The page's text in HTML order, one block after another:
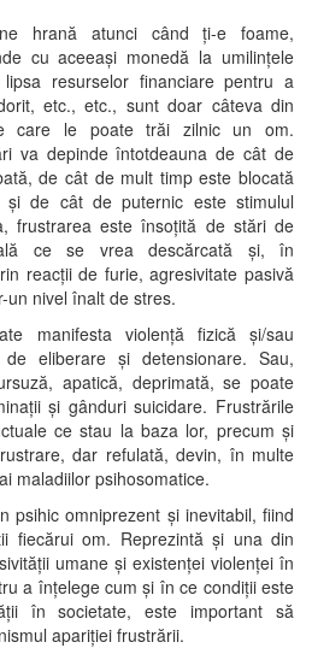
hrană atunci când ți-e foame,
cu aceeași monedă la umilințele
resurselor financiare pentru a
etc., etc., sunt doar câteva din
care le poate trăi zilnic un om.
va depinde întotdeauna de cât de
de cât de mult timp este blocată
și de cât de puternic este stimulul
frustrarea este însoțită de stări de
ce se vrea descărcată și, în
reacții de furie, agresivitate pasivă
un nivel înalt de stres.
manifesta violență fizică și/sau
eliberare și detensionare. Sau,
apatică, deprimată, se poate
și gânduri suicidare. Frustrările
ce stau la baza lor, precum și
dar refulată, devin, în multe
maladiilor psihosomatice.
psihic omniprezent și inevitabil, fiind
fiecărui om. Reprezintă și una din
umane și existenței violenței în
a înțelege cum și în ce condiții este
în societate, este important să
apariției frustrării.